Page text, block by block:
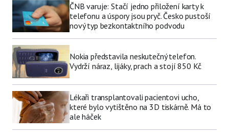
ČNB varuje: Stačí jedno přiložení karty k
telefonu a úspory jsou pryč. Česko pustoší
nový typ bezkontaktního podvodu
Nokia představila neskutečný telefon.
Vydrží náraz, lijáky, prach a stojí 850 Kč
Lékaři transplantovali pacientovi ucho,
které bylo vytištěno na 3D tiskárně. Má to
ale háček